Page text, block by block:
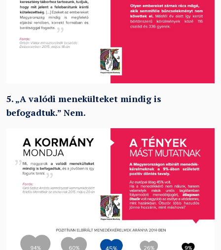
5. „A valódi menekülteket mindig is
befogadtuk.” Nem.